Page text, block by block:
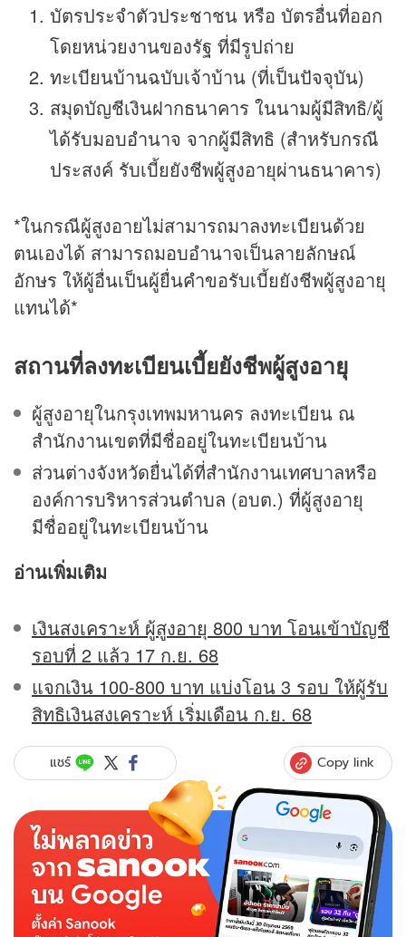
บัตรประจําตัวประชาชน หรือ บัตรอื่นที่ออก
โดยหน่วยงานของรัฐ ที่มีรูปถ่าย
ทะเบียนบ้านฉบับเจ้าบ้าน (ที่เป็นปัจจุบัน)
สมุดบัญชีเงินฝากธนาคาร ในนามผู้มีสิทธิ/ผู้
ได้รับมอบอํานาจ จากผู้มีสิทธิ (สําหรับกรณี
ประสงค์ รับเบี้ยยังชีพผู้สูงอายุผ่านธนาคาร)
*ในกรณีผู้สูงอายไม่สามารถมาลงทะเบียนด้วย
ตนเองได้ สามารถมอบอํานาจเป็นลายลักษณ์
อักษร ให้ผู้อื่นเป็นผู้ยื่นคําขอรับเบี้ยยังชีพผู้สูงอายุ
แทนได้*
สถานที่ลงทะเบียนเบี้ยยังชีพผู้สูงอายุ
ผู้สูงอายุในกรุงเทพมหานคร ลงทะเบียน ณ
สำนักงานเขตที่มีชื่ออยู่ในทะเบียนบ้าน
ส่วนต่างจังหวัดยื่นได้ที่สำนักงานเทศบาลหรือ
องค์การบริหารส่วนตำบล (อบต.) ที่ผู้สูงอายุ
มีชื่ออยู่ในทะเบียนบ้าน
อ่านเพิ่มเติม
เงินสงเคราะห์ ผู้สูงอายุ 800 บาท โอนเข้าบัญชี
รอบที่ 2 แล้ว 17 ก.ย. 68
แจกเงิน 100-800 บาท แบ่งโอน 3 รอบ ให้ผู้รับ
สิทธิเงินสงเคราะห์ เริ่มเดือน ก.ย. 68
แชร์ Copy link